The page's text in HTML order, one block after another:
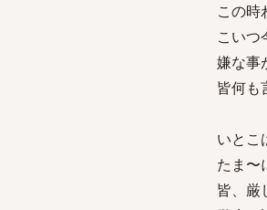
この時
こいつ
嫌な事
皆何も
いとこ
たま〜
皆、厳